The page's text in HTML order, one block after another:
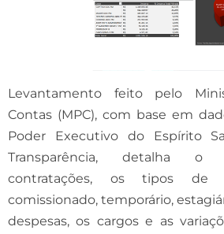
Levantamento feito pelo
Contas (MPC), com base em
Poder Executivo do Espírito
Transparência, detalha o
contratações, os tipos de
comissionado, temporário,
despesas, os cargos e as